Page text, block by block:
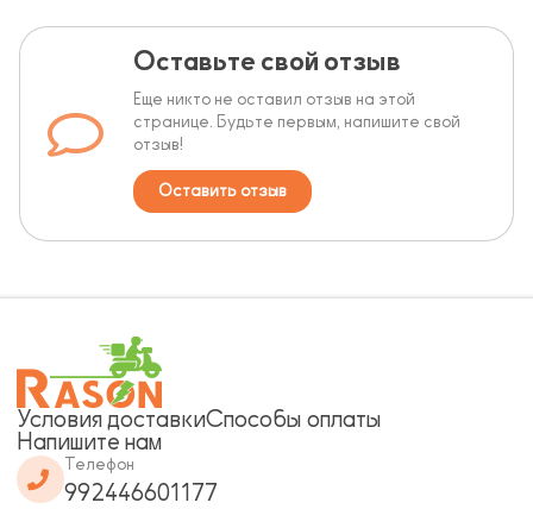
Оставьте свой отзыв
Еще никто не оставил отзыв на этой
странице. Будьте первым, напишите свой
отзыв!
Оставить отзыв
Условия доставкиСпособы оплаты
Напишите нам
Телефон
992446601177